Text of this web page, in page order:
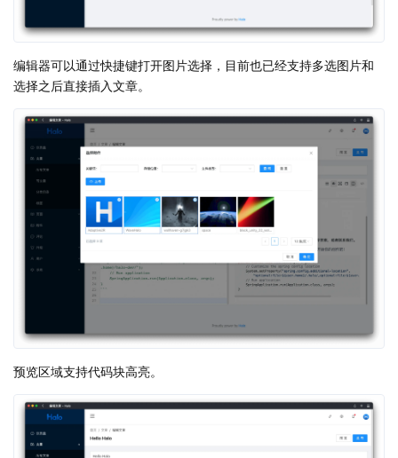
编辑器可以通过快捷键打开图片选择，目前也已经支持多选图片和
选择之后直接插入文章。
预览区域支持代码块高亮。